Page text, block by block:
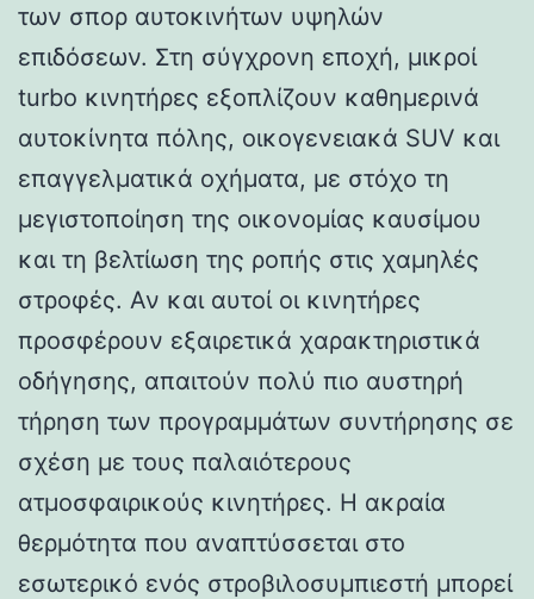
των σπορ αυτοκινήτων υψηλών
επιδόσεων. Στη σύγχρονη εποχή, μικροί
turbo κινητήρες εξοπλίζουν καθημερινά
αυτοκίνητα πόλης, οικογενειακά SUV και
επαγγελματικά οχήματα, με στόχο τη
μεγιστοποίηση της οικονομίας καυσίμου
και τη βελτίωση της ροπής στις χαμηλές
στροφές. Αν και αυτοί οι κινητήρες
προσφέρουν εξαιρετικά χαρακτηριστικά
οδήγησης, απαιτούν πολύ πιο αυστηρή
τήρηση των προγραμμάτων συντήρησης σε
σχέση με τους παλαιότερους
ατμοσφαιρικούς κινητήρες. Η ακραία
θερμότητα που αναπτύσσεται στο
εσωτερικό ενός στροβιλοσυμπιεστή μπορεί